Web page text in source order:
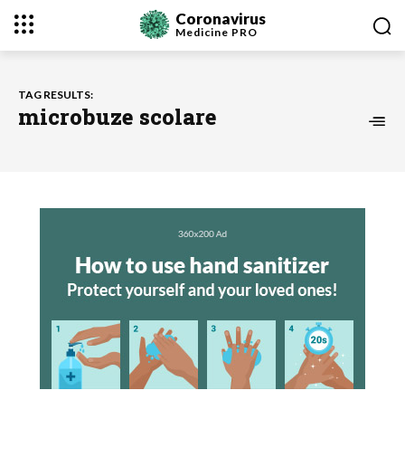
Coronavirus
Medicine PRO
TAG RESULTS:
microbuze scolare